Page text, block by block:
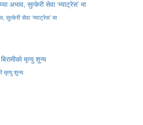
सेवा ‘म्याट्रेस’ मा
मृत्यु शून्य